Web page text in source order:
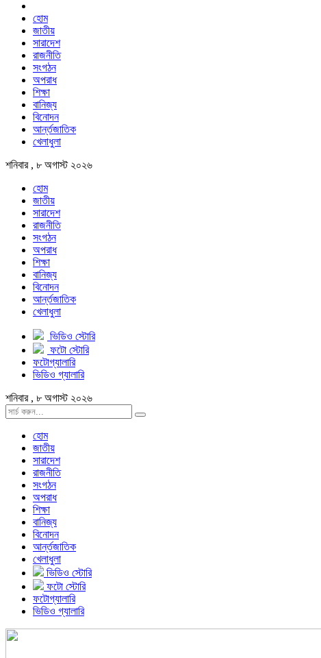
হোম
জাতীয়
সারাদেশ
রাজনীতি
সংগঠন
অপরাধ
শিক্ষা
বানিজ্য
বিনোদন
আর্ন্তজাতিক
খেলাধুলা
শনিবার , ৮ অগাস্ট ২০২৬
হোম
জাতীয়
সারাদেশ
রাজনীতি
সংগঠন
অপরাধ
শিক্ষা
বানিজ্য
বিনোদন
আর্ন্তজাতিক
খেলাধুলা
ভিডিও স্টোরি
ফটো স্টোরি
ফটোগ্যালারি
ভিডিও গ্যালারি
শনিবার , ৮ অগাস্ট ২০২৬
হোম
জাতীয়
সারাদেশ
রাজনীতি
সংগঠন
অপরাধ
শিক্ষা
বানিজ্য
বিনোদন
আর্ন্তজাতিক
খেলাধুলা
ভিডিও স্টোরি
ফটো স্টোরি
ফটোগ্যালারি
ভিডিও গ্যালারি